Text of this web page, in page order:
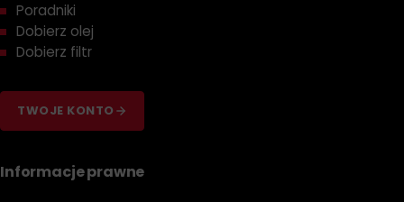
Poradniki
Dobierz olej
Dobierz filtr
TWOJE KONTO
Informacje prawne